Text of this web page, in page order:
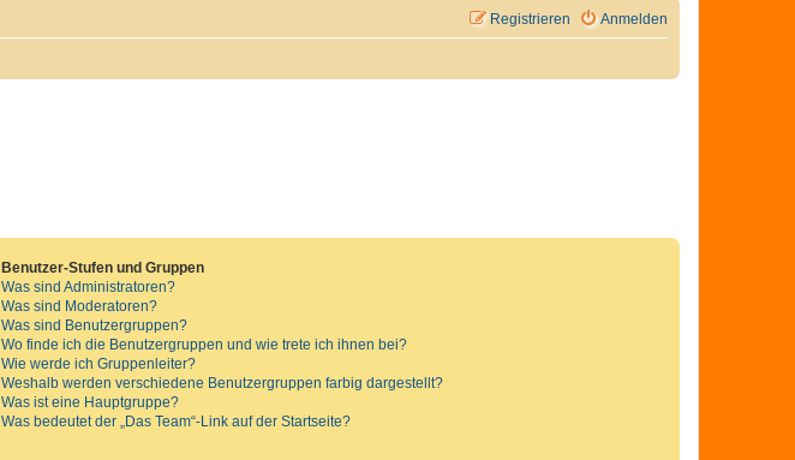
Anmelden
Registrieren
Benutzer-Stufen und Gruppen
Was sind Administratoren?
Was sind Moderatoren?
Was sind Benutzergruppen?
Wo finde ich die Benutzergruppen und wie trete ich ihnen bei?
Wie werde ich Gruppenleiter?
Weshalb werden verschiedene Benutzergruppen farbig dargestellt?
Was ist eine Hauptgruppe?
Was bedeutet der „Das Team“-Link auf der Startseite?